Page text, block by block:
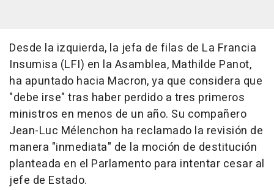
Desde la izquierda, la jefa de filas de La Francia
Insumisa (LFI) en la Asamblea, Mathilde Panot,
ha apuntado hacia Macron, ya que considera que
"debe irse" tras haber perdido a tres primeros
ministros en menos de un año. Su compañero
Jean-Luc Mélenchon ha reclamado la revisión de
manera "inmediata" de la moción de destitución
planteada en el Parlamento para intentar cesar al
jefe de Estado.